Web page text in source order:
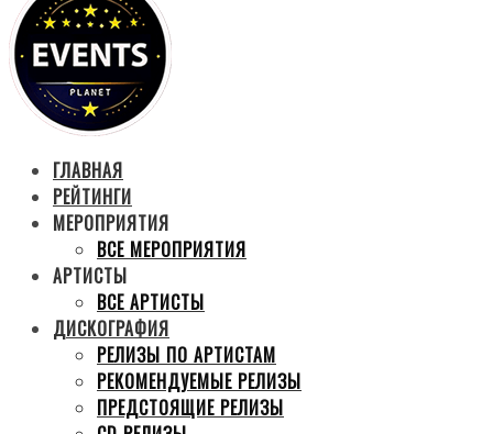
ГЛАВНАЯ
РЕЙТИНГИ
МЕРОПРИЯТИЯ
ВСЕ МЕРОПРИЯТИЯ
АРТИСТЫ
ВСЕ АРТИСТЫ
ДИСКОГРАФИЯ
РЕЛИЗЫ ПО АРТИСТАМ
РЕКОМЕНДУЕМЫЕ РЕЛИЗЫ
ПРЕДСТОЯЩИЕ РЕЛИЗЫ